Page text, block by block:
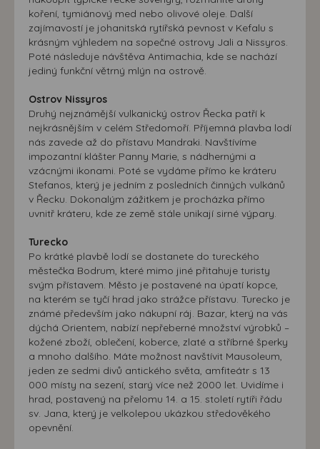
koření, tymiánový med nebo olivové oleje. Další
zajímavostí je johanitská rytířská pevnost v Kefalu s
krásným výhledem na sopečné ostrovy Jali a Nissyros.
Poté následuje návštěva Antimachia, kde se nachází
jediný funkční větrný mlýn na ostrově.
Ostrov Nissyros
Druhý nejznámější vulkanický ostrov Řecka patří k
nejkrásnějším v celém Středomoří. Příjemná plavba lodí
nás zavede až do přístavu Mandraki. Navštívíme
impozantní klášter Panny Marie, s nádhernými a
vzácnými ikonami. Poté se vydáme přímo ke kráteru
Stefanos, který je jedním z posledních činných vulkánů
v Řecku. Dokonalým zážitkem je procházka přímo
uvnitř kráteru, kde ze země stále unikají sirné výpary.
Turecko
Po krátké plavbě lodí se dostanete do tureckého
městečka Bodrum, které mimo jiné přitahuje turisty
svým přístavem. Město je postavené na úpatí kopce,
na kterém se tyčí hrad jako strážce přístavu. Turecko je
známé především jako nákupní ráj. Bazar, který na vás
dýchá Orientem, nabízí nepřeberné množství výrobků –
kožené zboží, oblečení, koberce, zlaté a stříbrné šperky
a mnoho dalšího. Máte možnost navštívit Mausoleum,
jeden ze sedmi divů antického světa, amfiteátr s 13
000 místy na sezení, starý více než 2000 let. Uvidíme i
hrad, postavený na přelomu 14. a 15. století rytíři řádu
sv. Jana, který je velkolepou ukázkou středověkého
opevnění.